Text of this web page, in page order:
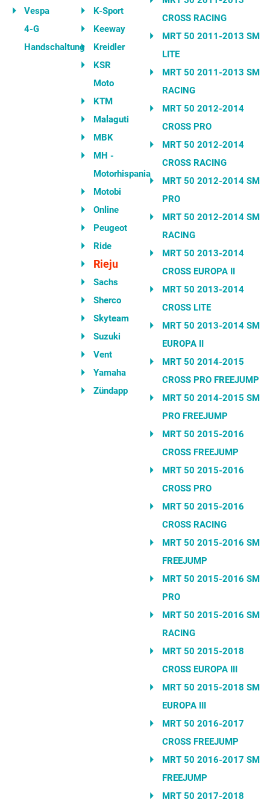
Vespa
4-G
Handschaltung
K-Sport
Keeway
Kreidler
KSR
Moto
KTM
Malaguti
MBK
MH -
Motorhispania
Motobi
Online
Peugeot
Ride
Rieju
Sachs
Sherco
Skyteam
Suzuki
Vent
Yamaha
Zündapp
CROSS RACING
MRT 50 2011-2013 SM
LITE
MRT 50 2011-2013 SM
RACING
MRT 50 2012-2014
CROSS PRO
MRT 50 2012-2014
CROSS RACING
MRT 50 2012-2014 SM
PRO
MRT 50 2012-2014 SM
RACING
MRT 50 2013-2014
CROSS EUROPA II
MRT 50 2013-2014
CROSS LITE
MRT 50 2013-2014 SM
EUROPA II
MRT 50 2014-2015
CROSS PRO FREEJUMP
MRT 50 2014-2015 SM
PRO FREEJUMP
MRT 50 2015-2016
CROSS FREEJUMP
MRT 50 2015-2016
CROSS PRO
MRT 50 2015-2016
CROSS RACING
MRT 50 2015-2016 SM
FREEJUMP
MRT 50 2015-2016 SM
PRO
MRT 50 2015-2016 SM
RACING
MRT 50 2015-2018
CROSS EUROPA III
MRT 50 2015-2018 SM
EUROPA III
MRT 50 2016-2017
CROSS FREEJUMP
MRT 50 2016-2017 SM
FREEJUMP
MRT 50 2017-2018